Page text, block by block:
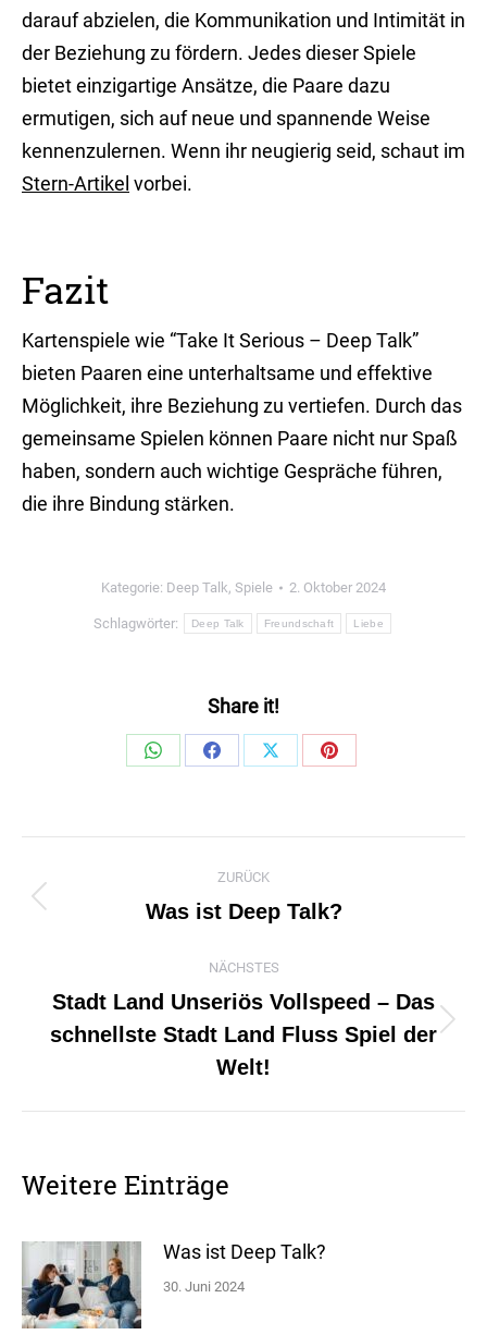
darauf abzielen, die Kommunikation und Intimität in
der Beziehung zu fördern. Jedes dieser Spiele
bietet einzigartige Ansätze, die Paare dazu
ermutigen, sich auf neue und spannende Weise
kennenzulernen. Wenn ihr neugierig seid, schaut im
Stern-Artikel vorbei.
Fazit
Kartenspiele wie “Take It Serious – Deep Talk”
bieten Paaren eine unterhaltsame und effektive
Möglichkeit, ihre Beziehung zu vertiefen. Durch das
gemeinsame Spielen können Paare nicht nur Spaß
haben, sondern auch wichtige Gespräche führen,
die ihre Bindung stärken.
Kategorie: Deep Talk, Spiele 2. Oktober 2024
Schlagwörter: Deep Talk Freundschaft Liebe
Share it!
Share
Share
Share
Share
Kommentarnavigation
ZURÜCK
Vorheriger
Was ist Deep Talk?
NÄCHSTES
Nächster
Beitrag:
Stadt Land Unseriös Vollspeed – Das
schnellste Stadt Land Fluss Spiel der
Welt!
Weitere Einträge
Was ist Deep Talk?
30. Juni 2024